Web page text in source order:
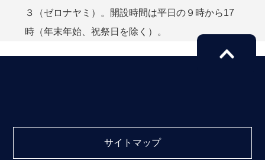
３（ゼロナヤミ）。開設時間は平日の９時から17
時（年末年始、祝祭日を除く）。
サイトマップ